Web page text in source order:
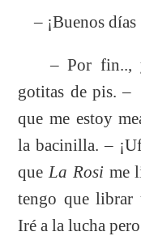
– ¡Buenos días
– Por fin.., ya
gotitas de pis. –
que me estoy
la bacinilla. –
que La Rosi me
tengo que librar
Iré a la lucha